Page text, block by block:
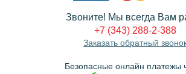
Звоните! Мы всегда Вам
+7 (343) 288-2-388
Заказать обратный
Безопасные онлайн платежы